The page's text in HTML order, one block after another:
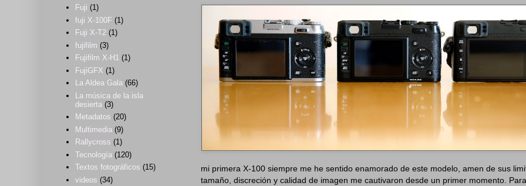
mi primera X-100 siempre me he sentido enamorado de este modelo, amen de sus
tamaño, discreción y calidad de imagen me cautivaron desde un primer momento.
Fuji (1)
fuji X-100F (1)
Fuji X-T2 (1)
fujifilm (3)
Fujifilm X-H1 (1)
FujiGFX (1)
La Aldea Gala (66)
La música de la isla
desierta (3)
Metadatos (20)
Multimedia (9)
Rallycross (1)
Tecnología (120)
Textos fotográficos (15)
videos (34)